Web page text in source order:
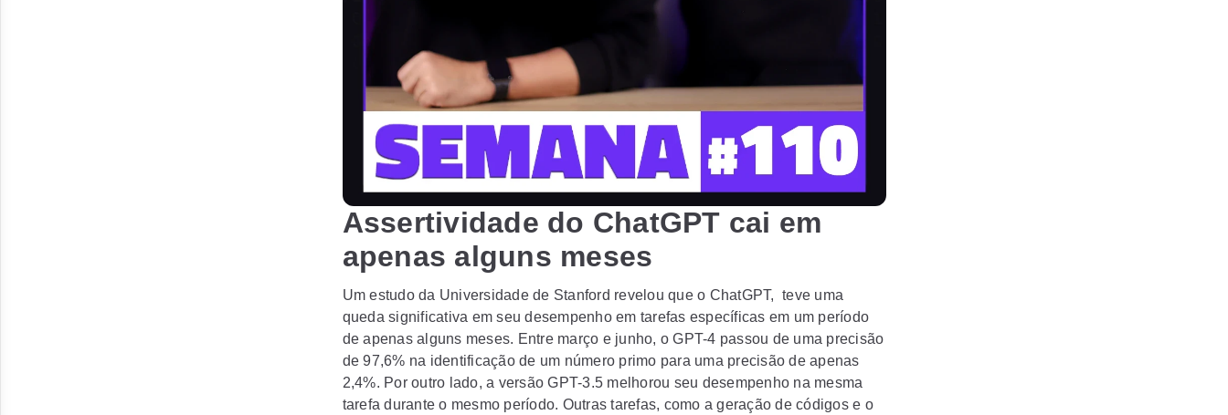
Assertividade do ChatGPT cai em
apenas alguns meses
Um estudo da Universidade de Stanford revelou que o ChatGPT, teve uma
queda significativa em seu desempenho em tarefas específicas em um período
de apenas alguns meses. Entre março e junho, o GPT-4 passou de uma precisão
de 97,6% na identificação de um número primo para uma precisão de apenas
2,4%. Por outro lado, a versão GPT-3.5 melhorou seu desempenho na mesma
tarefa durante o mesmo período. Outras tarefas, como a geração de códigos e o